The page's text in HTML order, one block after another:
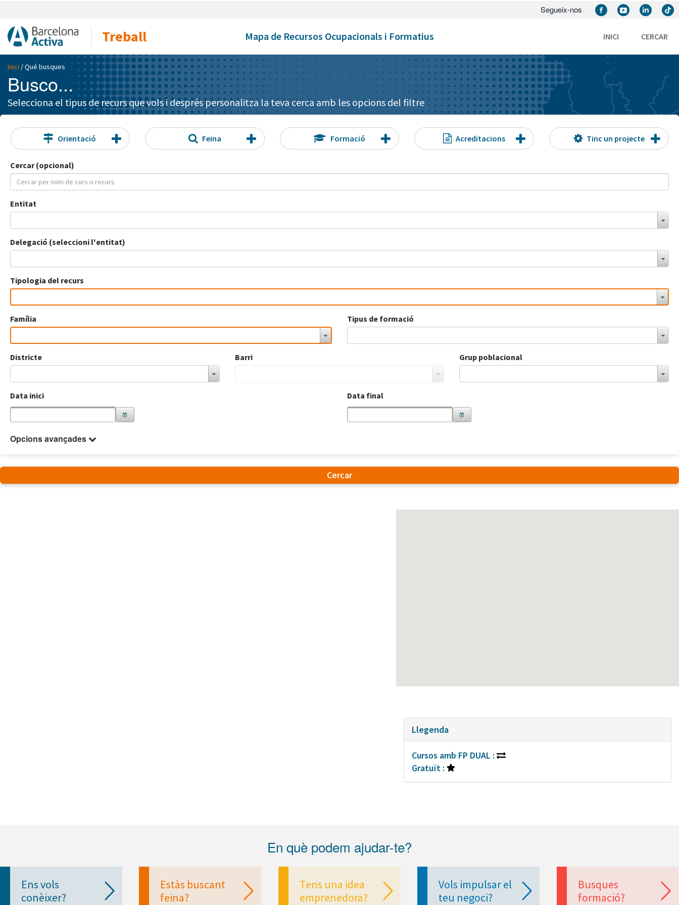
Segueix-nos
Mapa de Recursos Ocupacionals i Formatius
Treball INICI CERCAR
Inici / Qué busques
Busco...
Selecciona el tipus de recurs que vols i després personalitza la teva cerca amb les opcions del filtre
Orientació Feina Formació Acreditacions Tinc un projecte
Cercar (opcional)
Entitat
Delegació (seleccioni l'entitat)
Tipologia del recurs
Família Tipus de formació
Districte Barri Grup poblacional
Data inici Data final
Opcions avançades
Cercar
Llegenda
Cursos amb FP DUAL :
Gratuït :
En què podem ajudar-te?
Ens vols
conèixer?
Estàs buscant
feina?
Tens una idea
emprenedora?
Vols impulsar el
teu negoci?
Busques
formació?